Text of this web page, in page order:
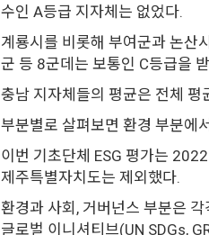
수인 A등급 지자체는 없었다.
계룡시를 비롯해 부여군과 논산
군 등 8군데는 보통인 C등급을
충남 지자체들의 평균은 전체
부분별로 살펴보면 환경 부분에
이번 기초단체 ESG 평가는
제주특별자치도는 제외했다.
환경과 사회, 거버넌스 부분은
글로벌 이니셔티브(UN SDGs,